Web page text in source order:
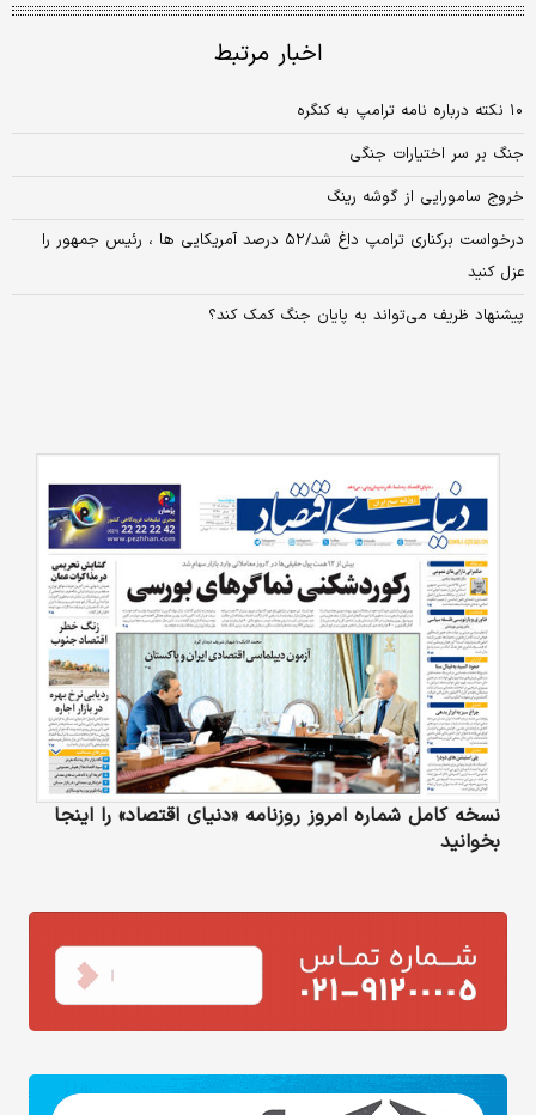
اخبار مرتبط
جنگ بر سر اختیارات جنگی
خروج سامورایی از گوشه رینگ
درخواست برکناری ترامپ داغ شد/۵۲ درصد آمریکایی ها ، رئیس جمهور را
عزل کنید
پیشنهاد ظریف می‌تواند به پایان جنگ کمک کند؟
نسخه کامل شماره امروز روزنامه «دنیای‌ اقتصاد» را اینجا
بخوانید